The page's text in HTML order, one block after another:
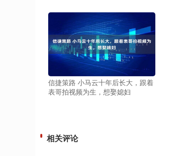
信捷策路 小马云十年后长大，跟着
表哥拍视频为生，想娶媳妇
相关评论